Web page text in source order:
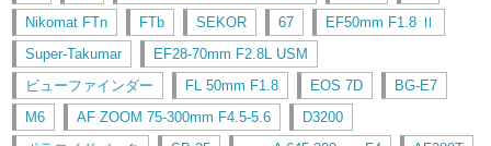
Nikomat FTn
FTb SEKOR 67
EF50mm F1.8 Ⅱ
Super-Takumar
EF28-70mm F2.8L USM
ビューファインダー
FL 50mm F1.8 EOS 7D
BG-E7
M6
AF ZOOM 75-300mm F4.5-5.6
D3200